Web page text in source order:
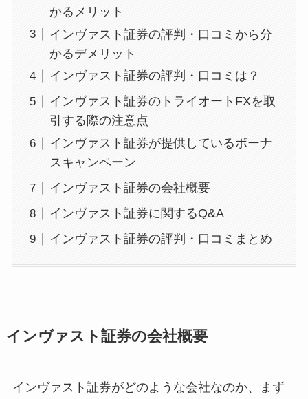
かるメリット
インヴァスト証券の評判・口コミから分
かるデメリット
インヴァスト証券の評判・口コミは？
インヴァスト証券のトライオートFXを取
引する際の注意点
インヴァスト証券が提供しているボーナ
スキャンペーン
インヴァスト証券の会社概要
インヴァスト証券に関するQ&A
インヴァスト証券の評判・口コミまとめ
インヴァスト証券の会社概要
インヴァスト証券がどのような会社なのか、まず